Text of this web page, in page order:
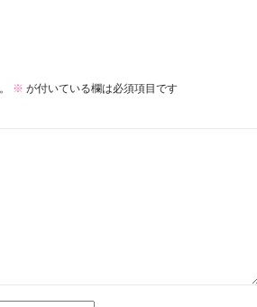
※ が付いている欄は必須項目です